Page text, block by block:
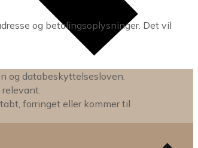
og betalingsoplysninger. Det vil
og databeskyttelsesloven.
forringet eller kommer til